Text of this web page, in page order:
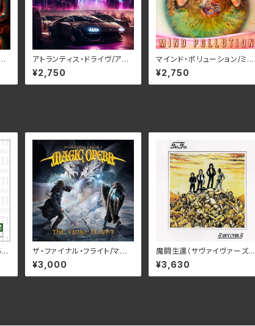
アトランティス・ドライヴ/アト
ランティス・ドライヴ RBNC
D-1406(仕様:CD)
¥2,750
マインド・ポリューション/ミス
テリー RBNCD-1401(仕様:
CD)
¥2,750
ザ・ファイナル・フライト/マル
コ・ガラウズ・マジック・オペ
ラ RBNCD-1472(仕様:C
D)
¥3,000
魔闘⽣還（サヴァイヴァーズ）/
サムソン BELLE-264423
(仕様:SHM-CD)
¥3,630